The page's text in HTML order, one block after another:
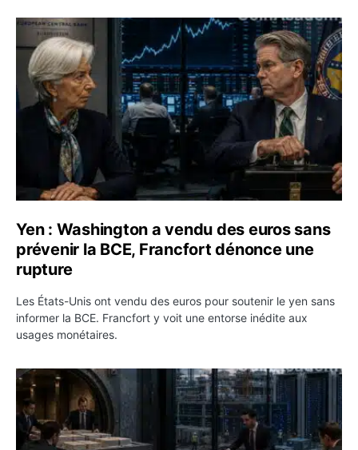
Yen : Washington a vendu des euros sans prévenir la
Yen : Washington a vendu des euros sans
prévenir la BCE, Francfort dénonce une
rupture
Les États-Unis ont vendu des euros pour soutenir le yen sans
informer la BCE. Francfort y voit une entorse inédite aux
usages monétaires.
Jane Street négocie le transfert de 11 milliards de